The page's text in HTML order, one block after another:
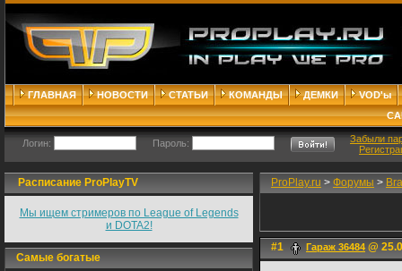
ГЛАВНАЯ НОВОСТИ СТАТЬИ КОМАНДЫ ДЕМКИ
VOD'ы
Логин: Пароль:
Забыли
Расписание ProPlayTV
Мы ищем стримеров по League of Legends
и DOTA2!
Самые богатые
ProPlay.ru > Форумы >
#1 Гараж 36484 @